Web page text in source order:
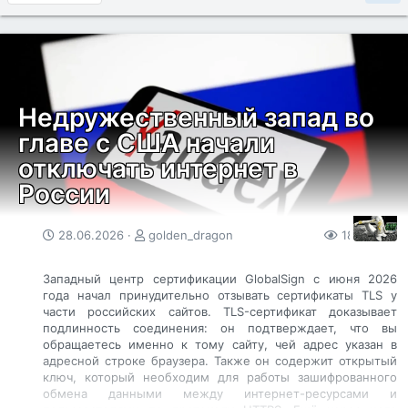
зашифрованных мессенджерах WhatsApp, Signal, Telegram,
включать микрофон и камеру, копировать фотографии и
отслеживать местоположение в реальном времени. ​
С помощью этого приложения нынешний нацистский
иранских лидеров. Долгое...
Недружественный запад во
главе с США начали
отключать интернет в
России
28.06.2026 golden_dragon 189 0
Западный центр сертификации GlobalSign с июня 2026
года начал принудительно отзывать сертификаты TLS у
части российских сайтов. TLS-сертификат доказывает
подлинность соединения: он подтверждает, что вы
обращаетесь именно к тому сайту, чей адрес указан в
адресной строке браузера. Также он содержит открытый
ключ, который необходим для работы зашифрованного
обмена данными между интернет-ресурсами и